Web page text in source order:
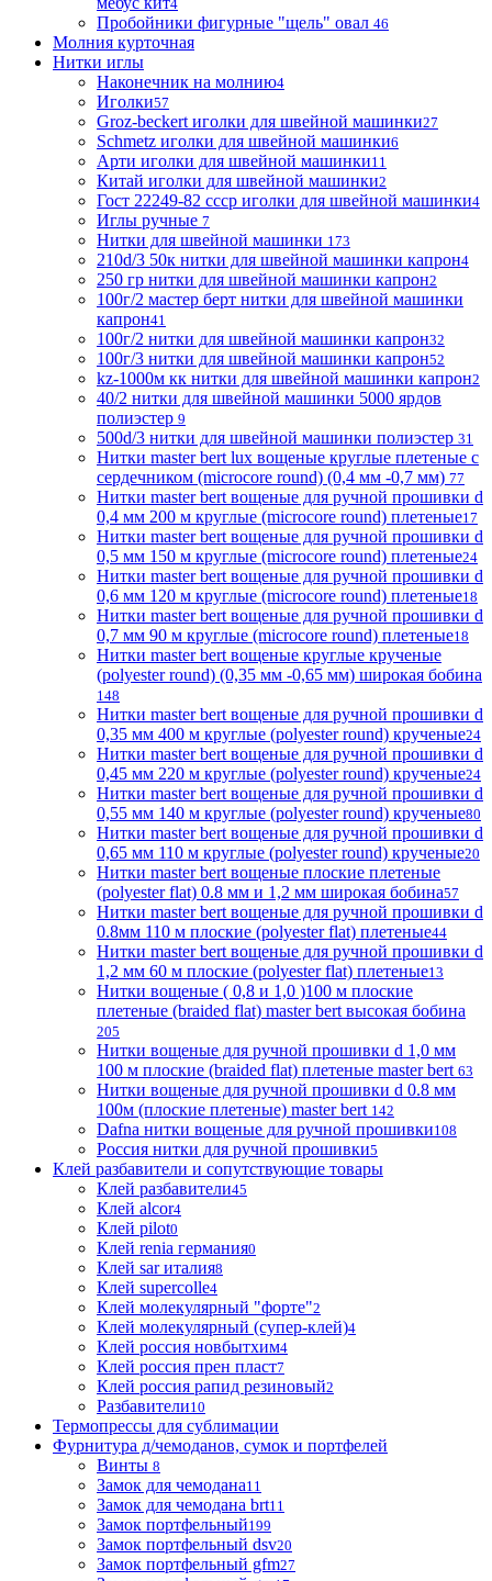
4
Пробойники фигурные "щель" овал 46
Молния курточная
Нитки иглы
Наконечник на молнию4
Иголки57
Groz-beckert иголки для швейной машинки27
Schmetz иголки для швейной машинки6
Арти иголки для швейной машинки11
Китай иголки для швейной машинки2
Гост 22249-82 ссср иголки для швейной машинки4
Иглы ручные 7
Нитки для швейной машинки 173
210d/3 50к нитки для швейной машинки капрон4
250 гр нитки для швейной машинки капрон2
100г/2 мастер берт нитки для швейной машинки
капрон41
100г/2 нитки для швейной машинки капрон32
100г/3 нитки для швейной машинки капрон52
kz-1000м кк нитки для швейной машинки капрон2
40/2 нитки для швейной машинки 5000 ярдов
полиэстер 9
500d/3 нитки для швейной машинки полиэстер 31
Нитки master bert lux вощеные круглые плетеные с
сердечником (microcore round) (0,4 мм -0,7 мм) 77
Нитки master bert вощеные для ручной прошивки d
0,4 мм 200 м круглые (microcore round) плетеные17
Нитки master bert вощеные для ручной прошивки d
0,5 мм 150 м круглые (microcore round) плетеные24
Нитки master bert вощеные для ручной прошивки d
0,6 мм 120 м круглые (microcore round) плетеные18
Нитки master bert вощеные для ручной прошивки d
0,7 мм 90 м круглые (microcore round) плетеные18
Нитки master bert вощеные круглые крученые
(polyester round) (0,35 мм -0,65 мм) широкая бобина
148
Нитки master bert вощеные для ручной прошивки d
0,35 мм 400 м круглые (polyester round) крученые24
Нитки master bert вощеные для ручной прошивки d
0,45 мм 220 м круглые (polyester round) крученые24
Нитки master bert вощеные для ручной прошивки d
0,55 мм 140 м круглые (polyester round) крученые80
Нитки master bert вощеные для ручной прошивки d
0,65 мм 110 м круглые (polyester round) крученые20
Нитки master bert вощеные плоские плетеные
(polyester flat) 0.8 мм и 1,2 мм широкая бобина57
Нитки master bert вощеные для ручной прошивки d
0.8мм 110 м плоские (polyester flat) плетеные44
Нитки master bert вощеные для ручной прошивки d
1,2 мм 60 м плоские (polyester flat) плетеные13
Нитки вощеные ( 0,8 и 1,0 )100 м плоские
плетеные (braided flat) master bert высокая бобина
205
Нитки вощеные для ручной прошивки d 1,0 мм
100 м плоские (braided flat) плетеные master bert 63
Нитки вощеные для ручной прошивки d 0.8 мм
100м (плоские плетеные) master bert 142
Dafna нитки вощеные для ручной прошивки108
Россия нитки для ручной прошивки5
Клей разбавители и сопутствующие товары
Клей разбавители45
Клей alcor4
Клей pilot0
Клей renia германия0
Клей sar италия8
Клей supercolle4
Клей молекулярный "форте"2
Клей молекулярный (супер-клей)4
Клей россия новбытхим4
Клей россия прен пласт7
Клей россия рапид резиновый2
Разбавители10
Термопрессы для сублимации
Фурнитура д/чемоданов, сумок и портфелей
Винты 8
Замок для чемодана11
Замок для чемодана brt11
Замок портфельный199
Замок портфельный dsv20
Замок портфельный gfm27